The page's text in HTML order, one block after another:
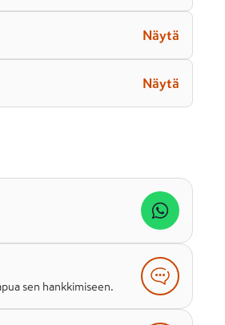
Näytä
Näytä
sen hankkimiseen.